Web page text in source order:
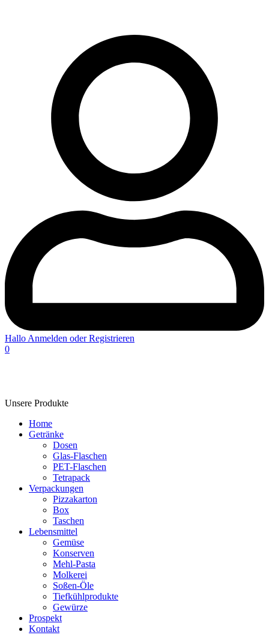
HalloAnmelden oder Registrieren
0
Unsere Produkte
Home
Getränke
Dosen
Glas-Flaschen
PET-Flaschen
Tetrapack
Verpackungen
Pizzakarton
Box
Taschen
Lebensmittel
Gemüse
Konserven
Mehl-Pasta
Molkerei
Soßen-Öle
Tiefkühlprodukte
Gewürze
Prospekt
Kontakt